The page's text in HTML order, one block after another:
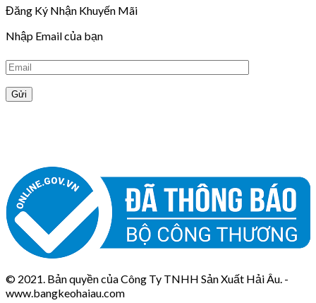
Đăng Ký Nhận Khuyến Mãi
Nhập Email của bạn
© 2021. Bản quyền của Công Ty TNHH Sản Xuất Hải Âu. -
www.bangkeohaiau.com